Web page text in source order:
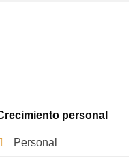
personal
Personal